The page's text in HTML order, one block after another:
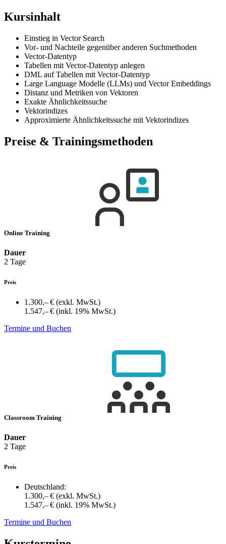
Kursinhalt
Einstieg in Vector Search
Vor- und Nachteile gegenüber anderen Suchmethoden
Vector-Datentyp
Tabellen mit Vector-Datentyp anlegen
DML auf Tabellen mit Vector-Datentyp
Large Language Modelle (LLMs) und Vector Embeddings
Distanz und Metriken von Vektoren
Exakte Ähnlichkeitssuche
Vektorindizes
Approximierte Ähnlichkeitssuche mit Vektorindizes
Preise & Trainingsmethoden
Online Training
Dauer
2 Tage
Preis
1.300,– € (exkl. MwSt.)
1.547,– € (inkl. 19% MwSt.)
Termine und Buchen
Classroom Training
Dauer
2 Tage
Preis
Deutschland:
1.300,– € (exkl. MwSt.)
1.547,– € (inkl. 19% MwSt.)
Termine und Buchen